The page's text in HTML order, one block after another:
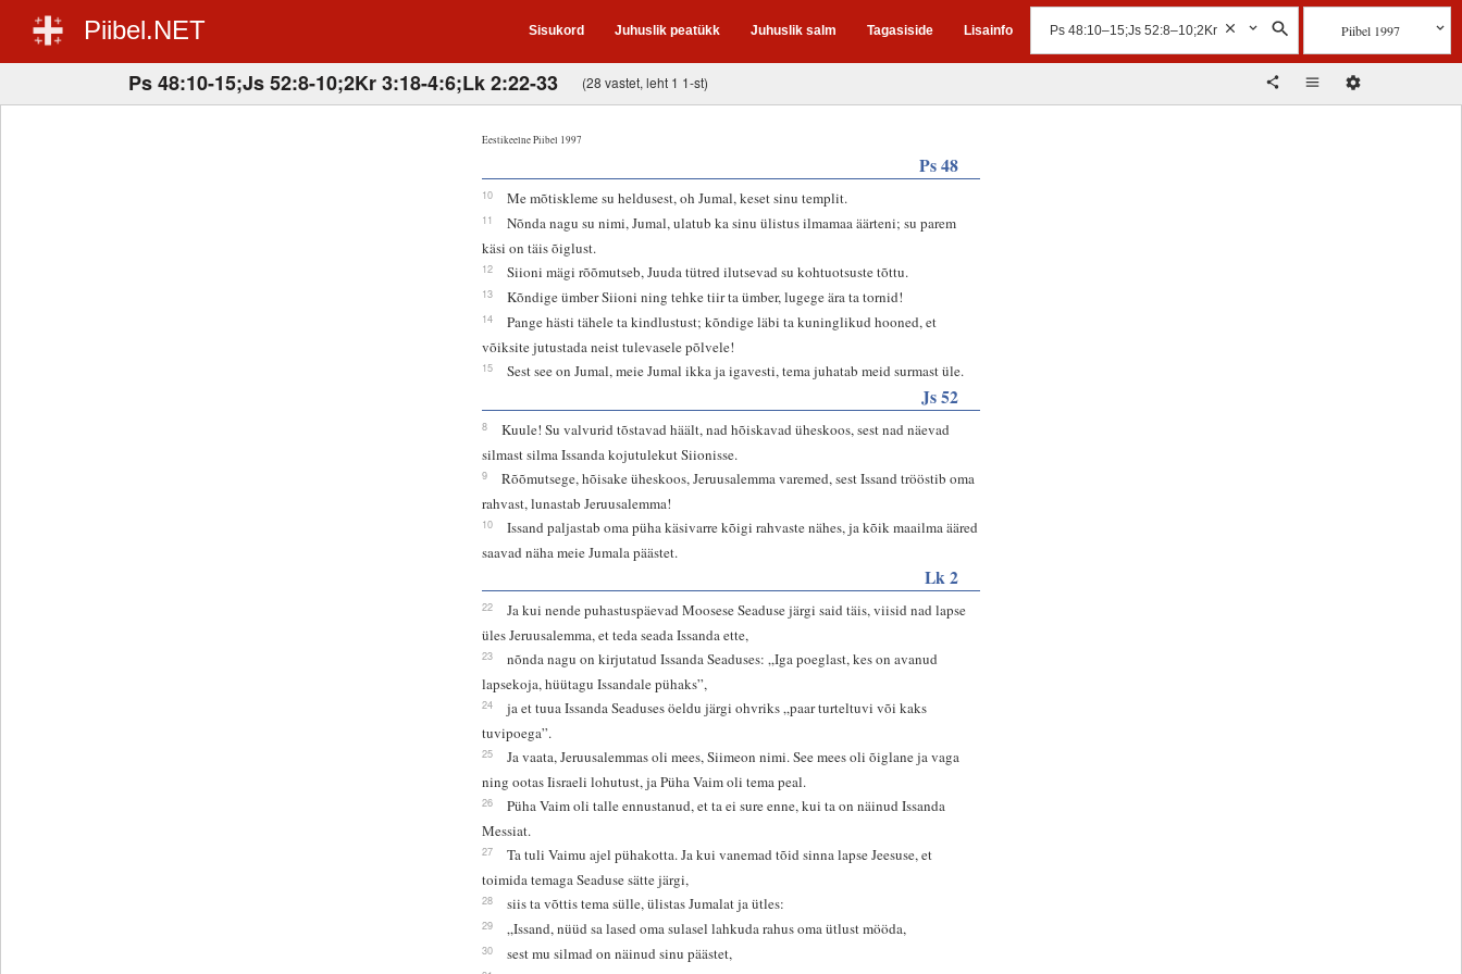
Piibel.NET Sisukord Juhuslik peatükk Juhuslik salm Tagasiside Lisainfo Piibel 1997
Ps 48:10-15;Js 52:8-10;2Kr 3:18-4:6;Lk 2:22-33 (28 vastet, leht 1 1-st)
Eestikeelne Piibel 1997
Ps 48
10 Me mõtiskleme su heldusest, oh Jumal, keset sinu templit.
11
Nõnda nagu su nimi, Jumal, ulatub ka sinu ülistus ilmamaa äärteni; su parem
käsi on täis õiglust.
12 Siioni mägi rõõmutseb, Juuda tütred ilutsevad su kohtuotsuste tõttu.
13 Kõndige ümber Siioni ning tehke tiir ta ümber, lugege ära ta tornid!
14
Pange hästi tähele ta kindlustust; kõndige läbi ta kuninglikud hooned, et
võiksite jutustada neist tulevasele põlvele!
15 Sest see on Jumal, meie Jumal ikka ja igavesti, tema juhatab meid surmast üle.
Js 52
8
Kuule! Su valvurid tõstavad häält, nad hõiskavad üheskoos, sest nad näevad
silmast silma Issanda kojutulekut Siionisse.
9
Rõõmutsege, hõisake üheskoos, Jeruusalemma varemed, sest Issand trööstib oma
rahvast, lunastab Jeruusalemma!
10
Issand paljastab oma püha käsivarre kõigi rahvaste nähes, ja kõik maailma ääred
saavad näha meie Jumala päästet.
Lk 2
22
Ja kui nende puhastuspäevad Moosese Seaduse järgi said täis, viisid nad lapse
üles Jeruusalemma, et teda seada Issanda ette,
23
nõnda nagu on kirjutatud Issanda Seaduses: „Iga poeglast, kes on avanud
lapsekoja, hüütagu Issandale pühaks”,
24
ja et tuua Issanda Seaduses öeldu järgi ohvriks „paar turteltuvi või kaks
tuvipoega”.
25
Ja vaata, Jeruusalemmas oli mees, Siimeon nimi. See mees oli õiglane ja vaga
ning ootas Iisraeli lohutust, ja Püha Vaim oli tema peal.
26
Püha Vaim oli talle ennustanud, et ta ei sure enne, kui ta on näinud Issanda
Messiat.
27
Ta tuli Vaimu ajel pühakotta. Ja kui vanemad tõid sinna lapse Jeesuse, et
toimida temaga Seaduse sätte järgi,
28 siis ta võttis tema sülle, ülistas Jumalat ja ütles:
29 „Issand, nüüd sa lased oma sulasel lahkuda rahus oma ütlust mööda,
30 sest mu silmad on näinud sinu päästet,